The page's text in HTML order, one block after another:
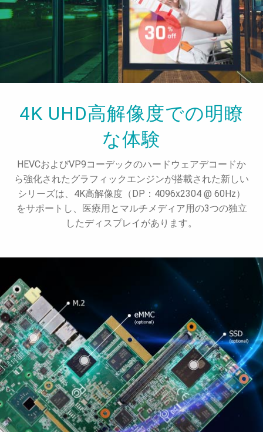
4K UHD高解像度での明瞭
な体験
HEVCおよびVP9コーデックのハードウェアデコードか
ら強化されたグラフィックエンジンが搭載された新しい
シリーズは、4K高解像度（DP：4096x2304 @ 60Hz）
をサポートし、医療用とマルチメディア用の3つの独立
したディスプレイがあります。